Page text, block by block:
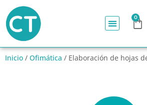
0
Inicio / Ofimática / Elaboración de hojas